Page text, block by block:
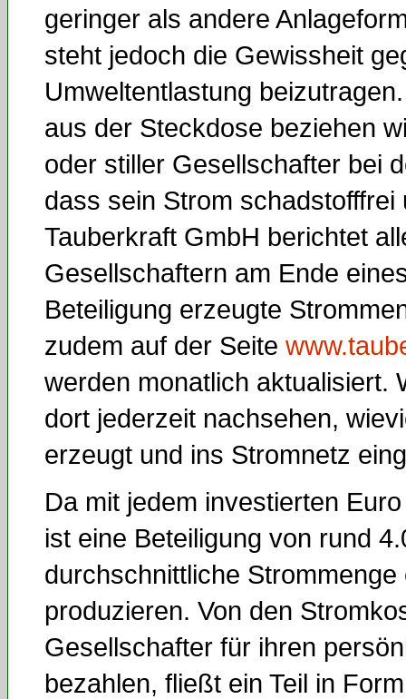
geringer als andere
steht jedoch die Gewissheit
Umweltentlastung
aus der Steckdose beziehen
oder stiller Gesellschafter bei
dass sein Strom
Tauberkraft GmbH berichtet
Gesellschaftern am Ende
Beteiligung erzeugte
zudem auf der Seite
werden monatlich aktualisiert.
dort jederzeit nachsehen,
erzeugt und ins Stromnetz
Da mit jedem investierten
ist eine Beteiligung von rund
durchschnittliche
produzieren. Von den
Gesellschafter für ihren
bezahlen, fließt ein Teil in